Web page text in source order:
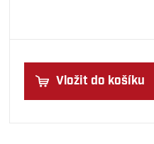
Vložit do košíku